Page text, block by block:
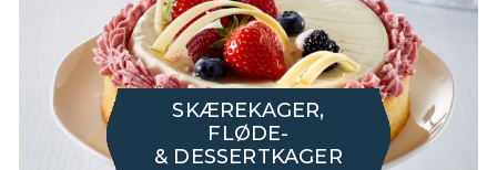
SKÆREKAGER,
FLØDE-
& DESSERTKAGER